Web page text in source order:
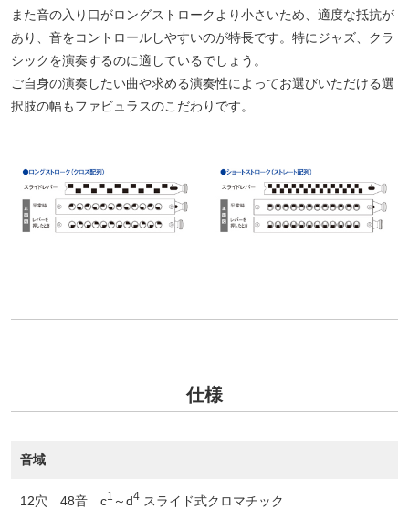
また音の入り口がロングストロークより小さいため、適度な抵抗が
あり、音をコントロールしやすいのが特長です。特にジャズ、クラ
シックを演奏するのに適しているでしょう。
ご自身の演奏したい曲や求める演奏性によってお選びいただける選
択肢の幅もファビュラスのこだわりです。
仕様
音域
12穴 48音 c1 ～d4 スライド式クロマチック